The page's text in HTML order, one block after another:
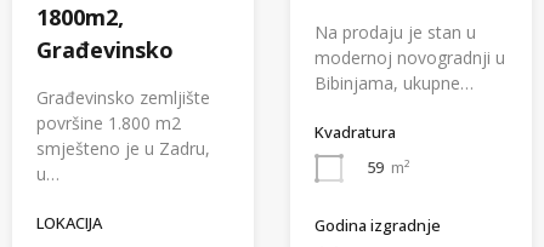
1800m2,
Građevinsko
Građevinsko zemljište
površine 1.800 m2
smješteno je u Zadru,
u…
LOKACIJA
Na prodaju je stan u
modernoj novogradnji u
Bibinjama, ukupne…
Kvadratura
59 m²
Godina izgradnje